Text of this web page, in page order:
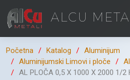
ALCU
Početna Katalog
Aluminijum
Aluminijumski Limovi i ploče
AL PLOČA 0,5 X 1000 X 2000 1/2